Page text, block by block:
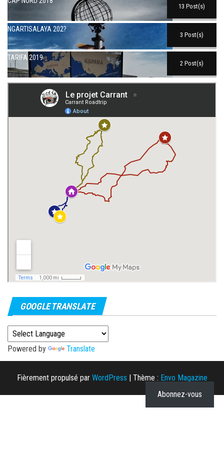
13 Post(s)
NGARTISALAYA 202?
3 Post(s)
TARIFA 2019
2 Post(s)
GOOGLE TRANSLATE
Powered by Translate
Fièrement propulsé par WordPress | Thème : Envo Magazine
Abonnez-vous